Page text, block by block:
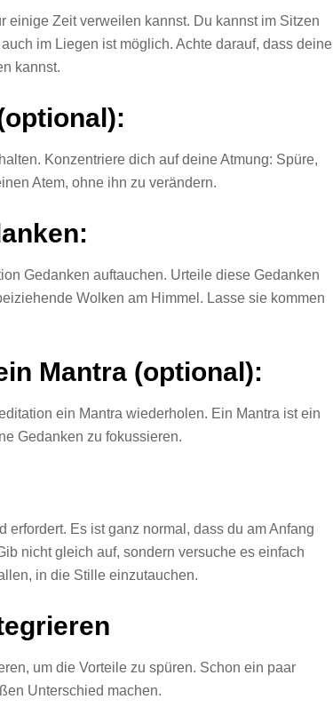
einige Zeit verweilen kannst. Du kannst im Sitzen
im Liegen ist möglich. Achte darauf, dass deine
kannst.
Konzentriere dich auf deine Atmung: Spüre,
Atem, ohne ihn zu verändern.
Gedanken auftauchen. Urteile diese Gedanken
Wolken am Himmel. Lasse sie kommen
Mantra (optional):
ein Mantra wiederholen. Ein Mantra ist ein
Gedanken zu fokussieren.
Es ist ganz normal, dass du am Anfang
nicht gleich auf, sondern versuche es einfach
in die Stille einzutauchen.
um die Vorteile zu spüren. Schon ein paar
Unterschied machen.